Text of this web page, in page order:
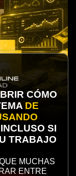
CÓMO
DE
SI
TRABAJO
MUCHAS
ENTRE